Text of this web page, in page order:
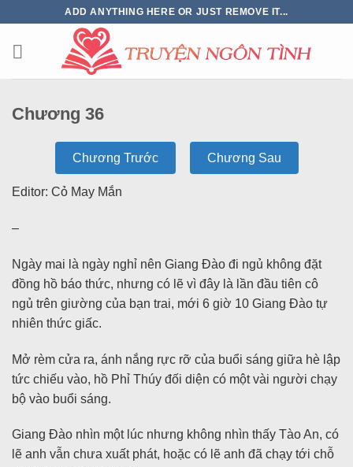
ADD ANYTHING HERE OR JUST REMOVE IT...
Chương 36
Chương Trước Chương Sau
Editor: Cỏ May Mắn
–
Ngày mai là ngày nghỉ nên Giang Đào đi ngủ không đặt
đồng hồ báo thức, nhưng có lẽ vì đây là lần đầu tiên cô
ngủ trên giường của bạn trai, mới 6 giờ 10 Giang Đào tự
nhiên thức giấc.
Mở rèm cửa ra, ánh nắng rực rỡ của buổi sáng giữa hè lập
tức chiếu vào, hồ Phỉ Thúy đối diện có một vài người chạy
bộ vào buổi sáng.
Giang Đào nhìn một lúc nhưng không nhìn thấy Tào An, có
lẽ anh vẫn chưa xuất phát, hoặc có lẽ anh đã chạy tới chỗ